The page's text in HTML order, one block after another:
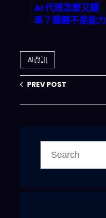
AI 代理怎麼又翻
車？關鍵不是能力
（coordination
layer）」缺位
AI資訊
PREV POST